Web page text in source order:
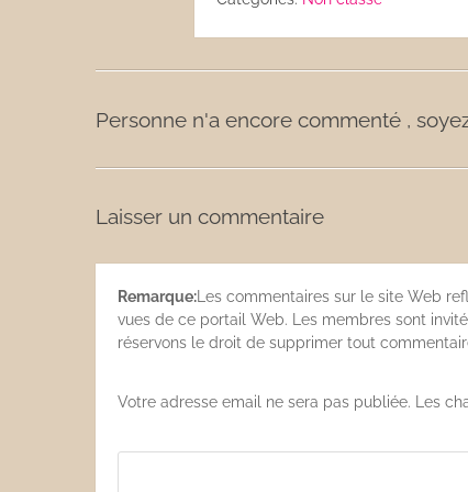
Les sauces
Personne n'a encore commenté ,
Laisser un commentaire
Remarque: Les commentaires sur le site Web
vues de ce portail Web. Les membres sont
réservons le droit de supprimer tout
Votre adresse email ne sera pas publiée. Les